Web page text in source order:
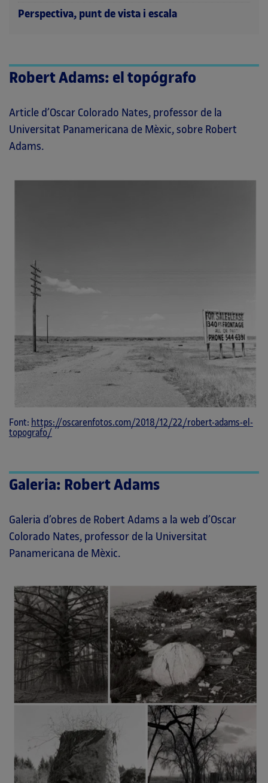
Perspectiva, punt de vista i escala
Robert Adams: el topógrafo
Article d’Oscar Colorado Nates, professor de la
Universitat Panamericana de Mèxic, sobre Robert
Adams.
Font: https://oscarenfotos.com/2018/12/22/robert-adams-el-
topografo/
Galeria: Robert Adams
Galeria d’obres de Robert Adams a la web d’Oscar
Colorado Nates, professor de la Universitat
Panamericana de Mèxic.